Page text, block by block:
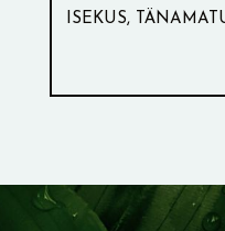
ISEKUS,